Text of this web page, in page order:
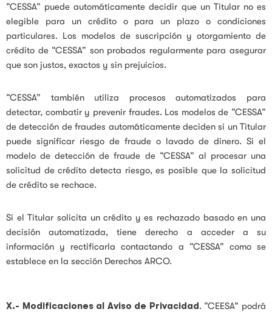
“CESSA” puede automáticamente decidir que un Titular no es
elegible para un crédito o para un plazo o condiciones
particulares. Los modelos de suscripción y otorgamiento de
crédito de “CESSA” son probados regularmente para asegurar
que son justos, exactos y sin prejuicios.
“CESSA” también utiliza procesos automatizados para
detectar, combatir y prevenir fraudes. Los modelos de “CESSA”
de detección de fraudes automáticamente deciden si un Titular
puede significar riesgo de fraude o lavado de dinero. Si el
modelo de detección de fraude de “CESSA” al procesar una
solicitud de crédito detecta riesgo, es posible que la solicitud
de crédito se rechace.
Si el Titular solicita un crédito y es rechazado basado en una
decisión automatizada, tiene derecho a acceder a su
información y rectificarla contactando a “CESSA” como se
establece en la sección Derechos ARCO.
X.- Modificaciones al Aviso de Privacidad. “CEESA” podrá